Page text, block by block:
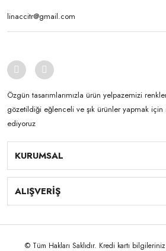
Özgün tasarımlarımızla ürün yelpazemizi
gözetildiği eğlenceli ve şık ürünler yapmak için
ediyoruz
KURUMSAL
ALIŞVERİŞ
© Tüm Hakları Saklıdır. Kredi kartı